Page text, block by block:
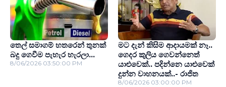
තෙල් සමාගම් හතරෙන් තුනක්
බදු ගෙවීම පැහැර හැරලා...
8/06/2026 03:50:00 PM
මට දැන් කිසිම ආදායමක් නෑ..
ගෙදර කුලිය ගෙවන්නෙත්
යාළුවෙක්.. පදින්නෙ යාළුවෙක්
දුන්න වාහනයක්..- රාජිත
8/06/2026 03:00:00 PM